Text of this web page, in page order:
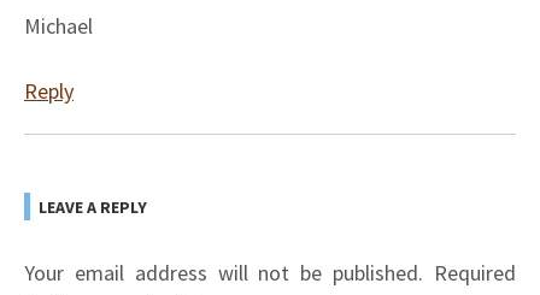
Michael
Reply
LEAVE A REPLY
Your email address will not be published. Required